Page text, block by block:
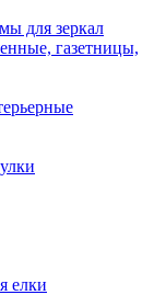
для зеркал
газетницы,
елки